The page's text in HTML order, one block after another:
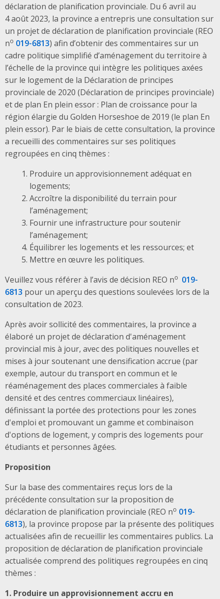
déclaration de planification provinciale. Du 6 avril au
4 août 2023, la province a entrepris une consultation sur
un projet de déclaration de planification provinciale (REO
no 019-6813) afin d’obtenir des commentaires sur un
cadre politique simplifié d’aménagement du territoire à
l’échelle de la province qui intègre les politiques axées
sur le logement de la Déclaration de principes
provinciale de 2020 (Déclaration de principes provinciale)
et de plan En plein essor : Plan de croissance pour la
région élargie du Golden Horseshoe de 2019 (le plan En
plein essor). Par le biais de cette consultation, la province
a recueilli des commentaires sur ses politiques
regroupées en cinq thèmes :
Produire un approvisionnement adéquat en
logements;
Accroître la disponibilité du terrain pour
l’aménagement;
Fournir une infrastructure pour soutenir
l’aménagement;
Équilibrer les logements et les ressources; et
Mettre en œuvre les politiques.
Veuillez vous référer à l’avis de décision REO no 019-
6813 pour un aperçu des questions soulevées lors de la
consultation de 2023.
Après avoir sollicité des commentaires, la province a
élaboré un projet de déclaration d'aménagement
provincial mis à jour, avec des politiques nouvelles et
mises à jour soutenant une densification accrue (par
exemple, autour du transport en commun et le
réaménagement des places commerciales à faible
densité et des centres commerciaux linéaires),
définissant la portée des protections pour les zones
d'emploi et promouvant un gamme et combinaison
d'options de logement, y compris des logements pour
étudiants et personnes âgées.
Proposition
Sur la base des commentaires reçus lors de la
précédente consultation sur la proposition de
déclaration de planification provinciale (REO no 019-
6813), la province propose par la présente des politiques
actualisées afin de recueillir les commentaires publics. La
proposition de déclaration de planification provinciale
actualisée comprend des politiques regroupées en cinq
thèmes :
1. Produire un approvisionnement accru en